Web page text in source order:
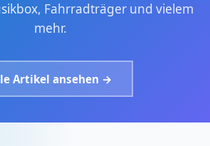
Fahrradträger und vielem
mehr.
Artikel ansehen →